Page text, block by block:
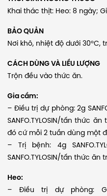
Khai thác thịt: Heo: 8 ngày;
BẢO QUẢN
Nơi khô, nhiệt độ dưới 30°C,
CÁCH DÙNG VÀ LIỀU LƯỢNG
Trộn đều vào thức ăn.
Gia cầm:
– Điều trị dự phòng: 2g
SANFO.TYLOSIN/tấn thức
đó cứ mỗi 2 tuần dùng một
– Trị bệnh: 4g
SANFO.TYLOSIN/tấn thức ăn
Heo:
– Điều trị dự phòng: